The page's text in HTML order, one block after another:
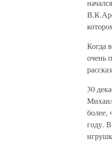
Когда
очень
30
более,
году.